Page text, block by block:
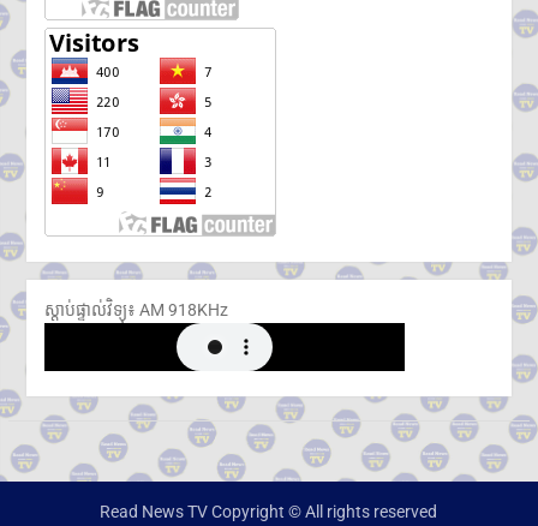
ស្តាប់ផ្ទាល់វិទ្យុ៖ ​AM 918KHz
Read News TV Copyright © All rights reserved